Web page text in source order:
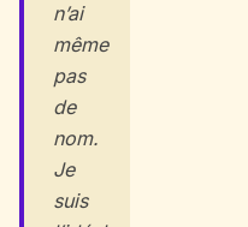
n’ai
même
pas
de
nom.
Je
suis